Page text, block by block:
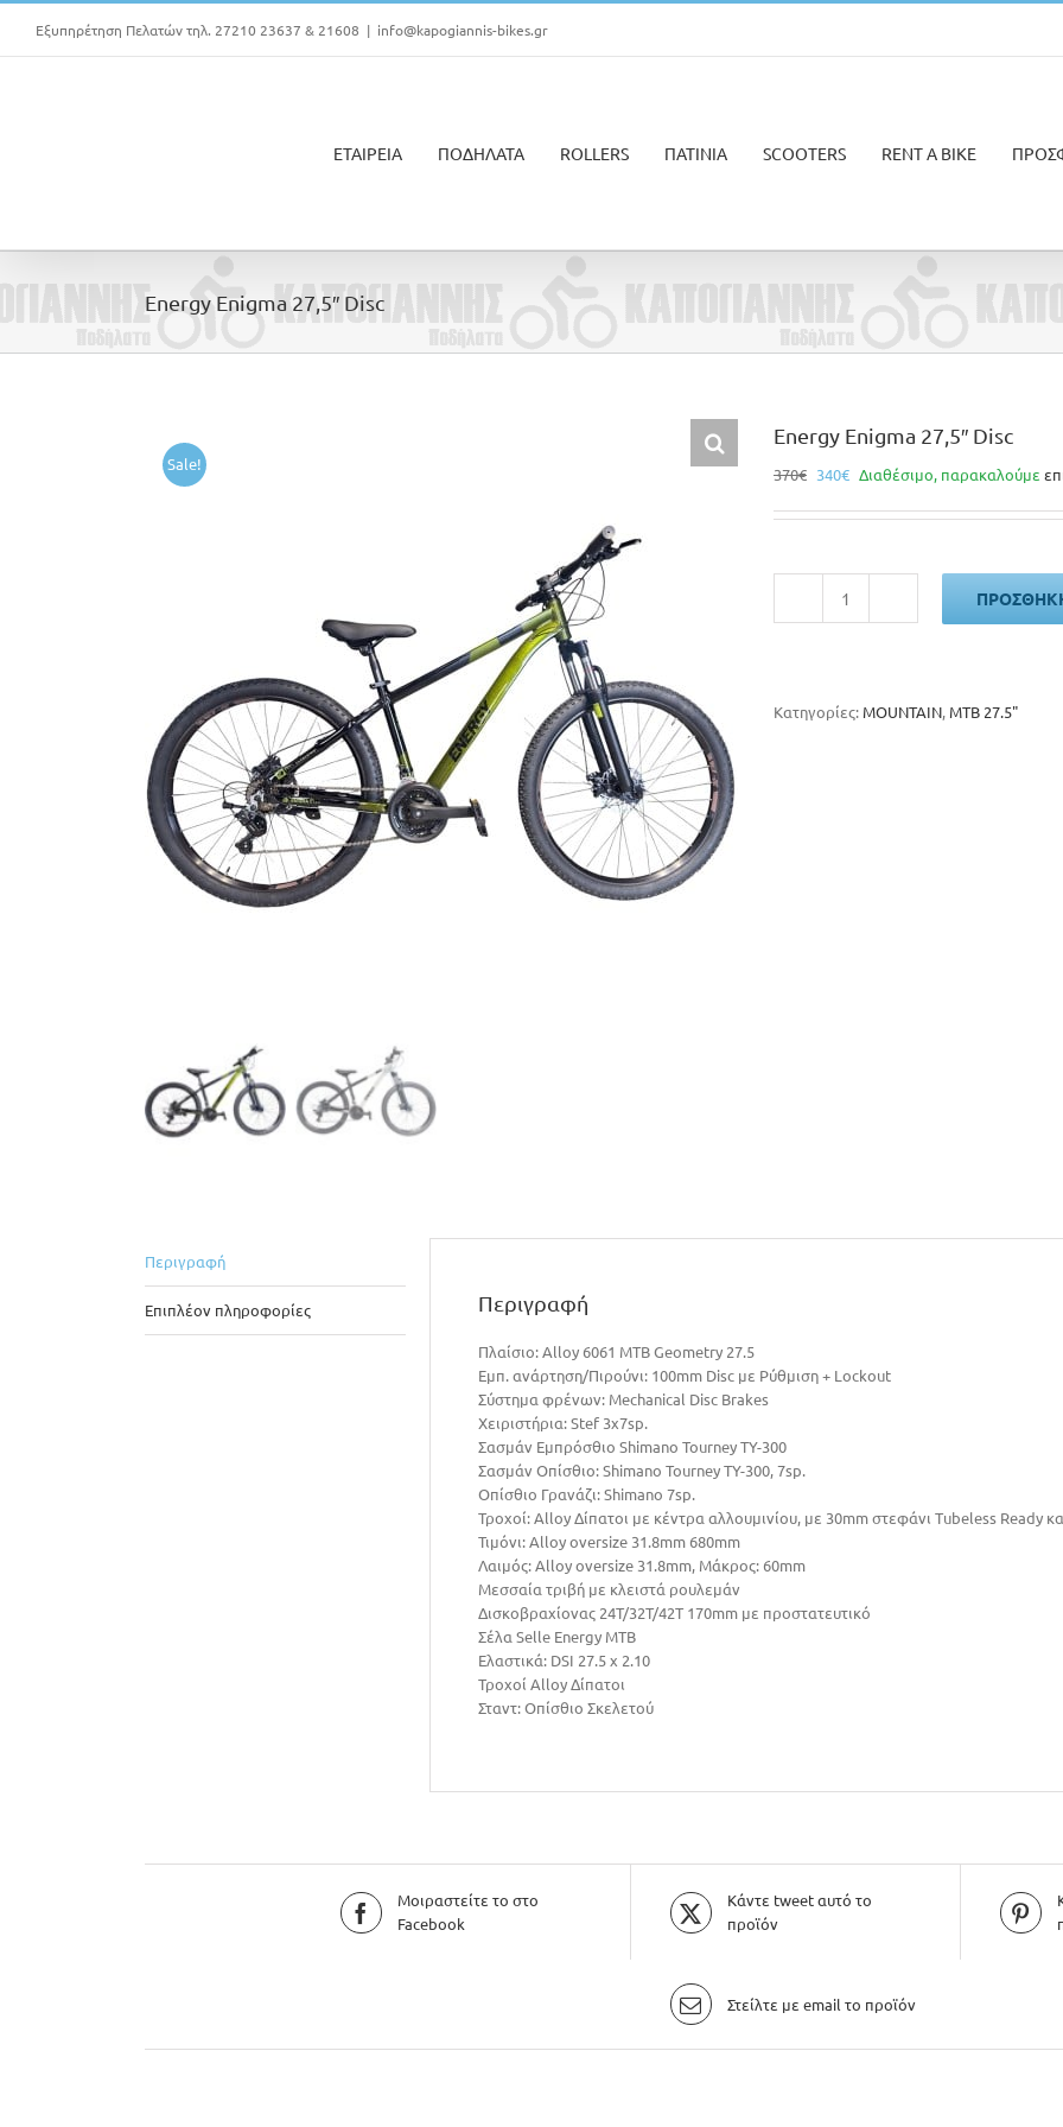
Μετάβαση
περιεχόμενο
Εξυπηρέτηση Πελατών τηλ. 27210 23637 & 21608 | info@kapogiannis-bikes.gr
ΕΤΑΙΡΕΙΑ ΠΟΔΗΛΑΤΑ ROLLERS ΠΑΤΙΝΙΑ SCOOTERS RENT A BIKE
Energy Enigma 27,5″ Disc
Sale!
Energy Enigma 27,5″ Disc
370€ Original
was:
340€Η
τιμή
Διαθέσιμο, παρακαλούμε
Energy
ποσότητα
Κατηγορίες: MOUNTAIN, MTB 27.5"
Περιγραφή
Επιπλέον πληροφορίες Περιγραφή
Πλαίσιο: Alloy 6061 ΜΤΒ Geometry 27.5
Εμπ. ανάρτηση/Πιρούνι: 100mm Disc με Ρύθμιση + Lockout
Σύστημα φρένων: Mechanical Disc Brakes
Χειριστήρια: Stef 3x7sp.
Σασμάν Εμπρόσθιο Shimano Tourney TY-300
Σασμάν Οπίσθιο: Shimano Tourney TY-300, 7sp.
Οπίσθιο Γρανάζι: Shimano 7sp.
Τροχοί: Alloy Δίπατοι με κέντρα αλλουμινίου, με 30mm στεφάνι Tubeless Ready
Τιμόνι: Alloy oversize 31.8mm 680mm
Λαιμός: Alloy oversize 31.8mm, Μάκρος: 60mm
Μεσσαία τριβή με κλειστά ρουλεμάν
Δισκοβραχίονας 24T/32T/42T 170mm με προστατευτικό
Σέλα Selle Energy MTB
Ελαστικά: DSI 27.5 x 2.10
Τροχοί Alloy Δίπατοι
Σταντ: Οπίσθιο Σκελετού
Μοιραστείτε το στο
Facebook
Κάντε tweet αυτό το
προϊόν
Στείλτε με email το προϊόν